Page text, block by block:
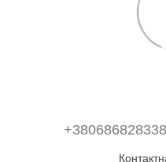
+380686828338